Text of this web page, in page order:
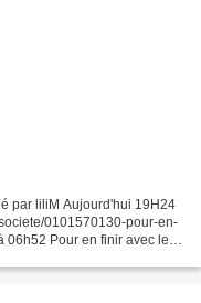
par liliM Aujourd'hui 19H24
0101570130-pour-en-
06h52 Pour en finir avec les